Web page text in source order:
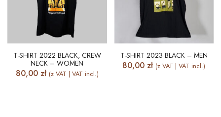
T-SHIRT 2022 BLACK, CREW
NECK – WOMEN
80,00 zł (z VAT | VAT incl.)
T-SHIRT 2023 BLACK – MEN
80,00zł (z VAT | VAT incl.)